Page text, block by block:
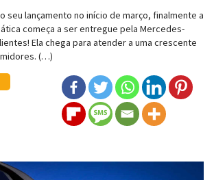
seu lançamento no início de março, finalmente a
começa a ser entregue pela Mercedes-
Ela chega para atender a uma crescente
(…)